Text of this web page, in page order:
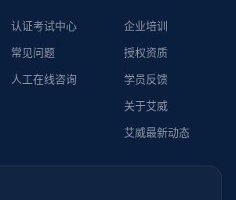
认证考试中心
常见问题
人工在线咨询
企业培训
授权资质
学员反馈
关于艾威
艾威最新动态